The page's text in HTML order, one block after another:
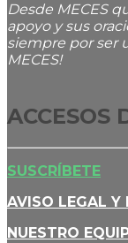
Desde MECES
apoyo y sus
siempre por ser
MECES!
ACCESOS
SUSCRÍBETE
AVISO LEGAL Y
NUESTRO